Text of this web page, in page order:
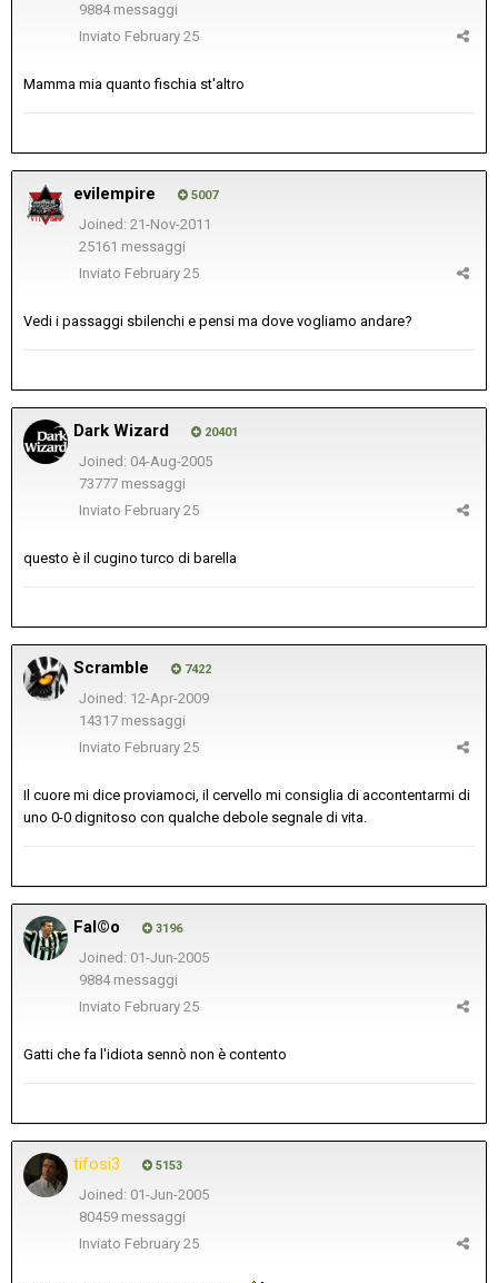
9884 messaggi
Inviato February 25
Mamma mia quanto fischia st'altro
evilempire 5007
Joined: 21-Nov-2011
25161 messaggi
Inviato February 25
Vedi i passaggi sbilenchi e pensi ma dove vogliamo andare?
Dark Wizard 20401
Joined: 04-Aug-2005
73777 messaggi
Inviato February 25
questo è il cugino turco di barella
Scramble 7422
Joined: 12-Apr-2009
14317 messaggi
Inviato February 25
Il cuore mi dice proviamoci, il cervello mi consiglia di accontentarmi di
uno 0-0 dignitoso con qualche debole segnale di vita.
Fal©o 3196
Joined: 01-Jun-2005
9884 messaggi
Inviato February 25
Gatti che fa l'idiota sennò non è contento
tifosi3 5153
Joined: 01-Jun-2005
80459 messaggi
Inviato February 25